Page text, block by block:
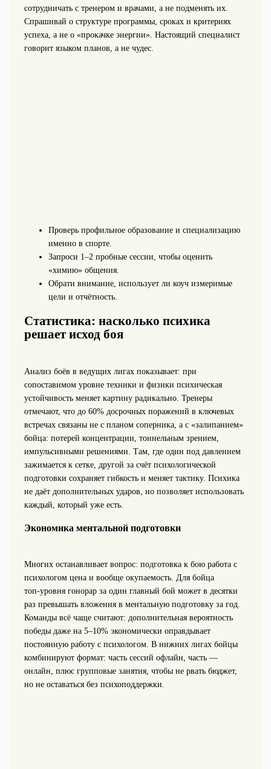
сотрудничать с тренером и врачами, а не подменять их.
Спрашивай о структуре программы, сроках и критериях
успеха, а не о «прокачке энергии». Настоящий специалист
говорит языком планов, а не чудес.
Проверь профильное образование и специализацию
именно в спорте.
Запроси 1–2 пробные сессии, чтобы оценить
«химию» общения.
Обрати внимание, использует ли коуч измеримые
цели и отчётность.
Статистика: насколько психика
решает исход боя
Анализ боёв в ведущих лигах показывает: при
сопоставимом уровне техники и физики психическая
устойчивость меняет картину радикально. Тренеры
отмечают, что до 60% досрочных поражений в ключевых
встречах связаны не с планом соперника, а с «залипанием»
бойца: потерей концентрации, тоннельным зрением,
импульсивными решениями. Там, где один под давлением
зажимается к сетке, другой за счёт психологической
подготовки сохраняет гибкость и меняет тактику. Психика
не даёт дополнительных ударов, но позволяет использовать
каждый, который уже есть.
Экономика ментальной подготовки
Многих останавливает вопрос: подготовка к бою работа с
психологом цена и вообще окупаемость. Для бойца
топ‑уровня гонорар за один главный бой может в десятки
раз превышать вложения в ментальную подготовку за год.
Команды всё чаще считают: дополнительная вероятность
победы даже на 5–10% экономически оправдывает
постоянную работу с психологом. В нижних лигах бойцы
комбинируют формат: часть сессий офлайн, часть —
онлайн, плюс групповые занятия, чтобы не рвать бюджет,
но не оставаться без психоподдержки.